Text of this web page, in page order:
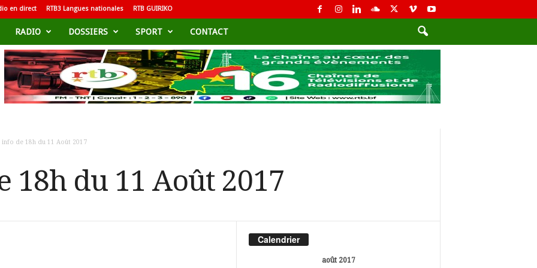
en direct RTB3 Langues nationales RTB GUIRIKO
RADIO DOSSIERS SPORT CONTACT
info de 18h du 11 Août 2017
18h du 11 Août 2017
Calendrier
août 2017